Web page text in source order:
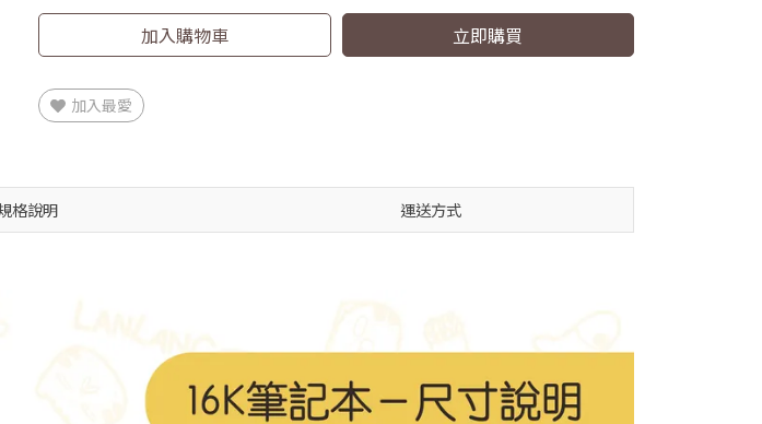
加入購物車 立即購買
加入最愛
格說明 運送方式